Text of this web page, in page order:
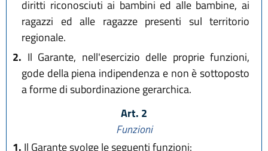
diritti riconosciuti ai bambini ed alle bambine, ai
ragazzi ed alle ragazze presenti sul territorio
regionale.
2. Il Garante, nell'esercizio delle proprie funzioni,
gode della piena indipendenza e non è sottoposto
a forme di subordinazione gerarchica.
Art. 2
Funzioni
1. Il Garante svolge le seguenti funzioni: